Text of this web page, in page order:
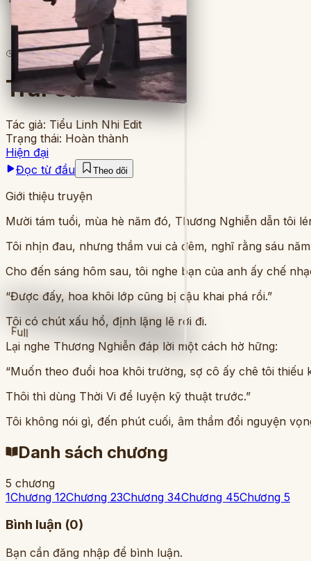
Full
4lượt đọc· 5chương
Trái Cấm
Tác giả: Tiểu Linh Nhi Edit
Trạng thái: Hoàn thành
Hiện đại
Đọc từ đầu
Theo dõi
Giới thiệu truyện
Mười tám tuổi, mùa hè năm đó, Thương Nghiễn dẫn tôi
Tôi nhịn đau, nhưng thầm vui cả đêm, nghĩ rằng sáu
Cho đến sáng hôm sau, tôi nghe bạn của anh ấy chế
“Được đấy, hoa khôi lớp cũng bị cậu khai phá rồi.”
Tôi có chút xấu hổ, định lặng lẽ rời đi.
Lại nghe Thương Nghiễn đáp lời một cách hờ hững:
“Muốn theo đuổi hoa khôi trường, sợ cô ấy chê tôi thiếu
Thôi thì dùng Thời Vi để luyện kỹ thuật trước.”
Tôi không nói gì, đến phút cuối, âm thầm đổi nguyện
Danh sách chương
5 chương
1Chương 12Chương 23Chương 34Chương 45Chương 5
Bình luận (0)
Bạn cần đăng nhập để bình luận.